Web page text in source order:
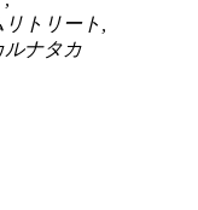
トリート,
ルナタカ